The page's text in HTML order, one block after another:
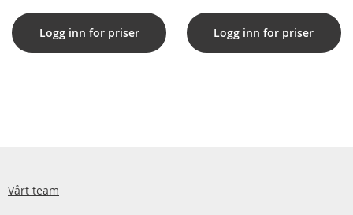
Logg inn for priser Logg inn for priser
Vårt team